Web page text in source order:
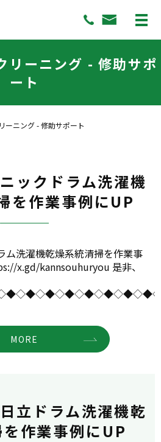
リーニング - 修助サポ
ート
ーニング - 修助サポート
ックドラム洗濯機
を作業事例にUP
ム洗濯機乾燥系統清掃を作業事
x.gd/kannsouhuryou 是非、
MORE
立ドラム洗濯機乾
作業事例にUP